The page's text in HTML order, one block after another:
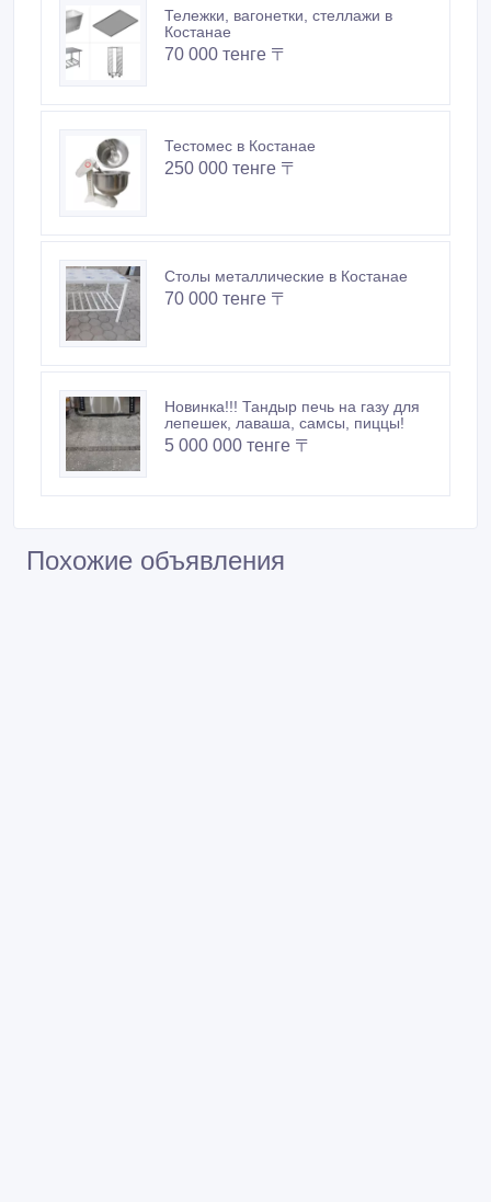
Тележки, вагонетки, стеллажи в
Костанае
70 000 тенге 〒
Тестомес в Костанае
250 000 тенге 〒
Столы металлические в Костанае
70 000 тенге 〒
Новинка!!! Тандыр печь на газу для
лепешек, лаваша, самсы, пиццы!
5 000 000 тенге 〒
Похожие объявления